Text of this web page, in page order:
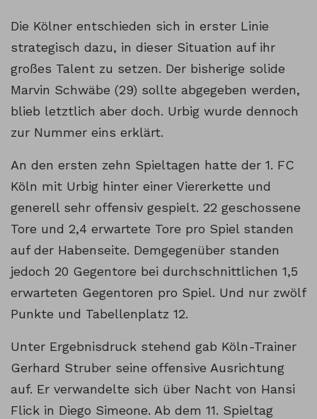
Die Kölner entschieden sich in erster Linie
strategisch dazu, in dieser Situation auf ihr
großes Talent zu setzen. Der bisherige solide
Marvin Schwäbe (29) sollte abgegeben werden,
blieb letztlich aber doch. Urbig wurde dennoch
zur Nummer eins erklärt.
An den ersten zehn Spieltagen hatte der 1. FC
Köln mit Urbig hinter einer Viererkette und
generell sehr offensiv gespielt. 22 geschossene
Tore und 2,4 erwartete Tore pro Spiel standen
auf der Habenseite. Demgegenüber standen
jedoch 20 Gegentore bei durchschnittlichen 1,5
erwarteten Gegentoren pro Spiel. Und nur zwölf
Punkte und Tabellenplatz 12.
Unter Ergebnisdruck stehend gab Köln-Trainer
Gerhard Struber seine offensive Ausrichtung
auf. Er verwandelte sich über Nacht von Hansi
Flick in Diego Simeone. Ab dem 11. Spieltag